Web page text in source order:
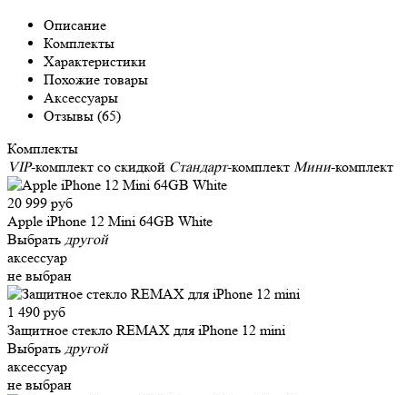
Описание
Комплекты
Характеристики
Похожие товары
Аксессуары
Отзывы (65)
Комплекты
VIP-комплект со скидкой Стандарт-комплект Мини-комплект
20 999 руб
Apple iPhone 12 Mini 64GB White
Выбрать другой
аксессуар
не выбран
1 490 руб
Защитное стекло REMAX для iPhone 12 mini
Выбрать другой
аксессуар
не выбран